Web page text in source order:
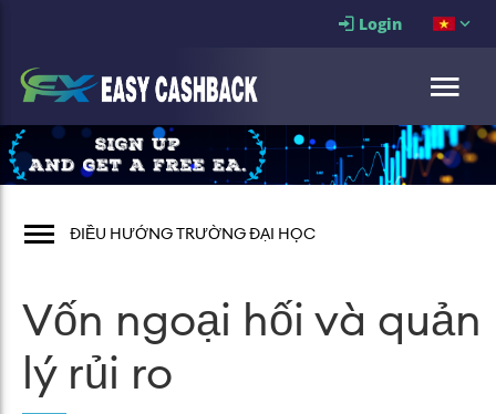
Login
ĐIỀU HƯỚNG TRƯỜNG ĐẠI HỌC
Vốn ngoại hối và quản
lý rủi ro